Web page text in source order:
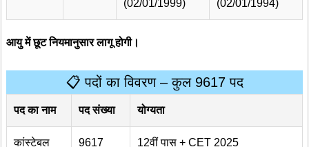
(02/01/1999)
(02/01/1994)
आयु में छूट नियमानुसार लागू होगी।
📋 पदों का विवरण – कुल 9617 पद
पद का नाम पद संख्या योग्यता
कांस्टेबल 9617 12वीं पास + CET 2025